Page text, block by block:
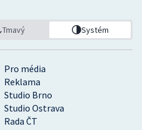
Pro média
Reklama
Studio Brno
Studio Ostrava
Rada ČT
Tmavý Systém